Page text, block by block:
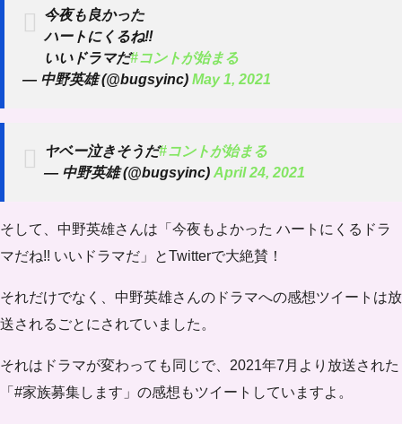
今夜も良かった
ハートにくるね‼️
いいドラマだ#コントが始まる
— 中野英雄 (@bugsyinc) May 1, 2021
ヤベー泣きそうだ#コントが始まる
— 中野英雄 (@bugsyinc) April 24, 2021
そして、中野英雄さんは「今夜もよかった ハートにくるドラ
マだね!! いいドラマだ」とTwitterで大絶賛！
それだけでなく、中野英雄さんのドラマへの感想ツイートは放
送されるごとにされていました。
それはドラマが変わっても同じで、2021年7月より放送された
「#家族募集します」の感想もツイートしていますよ。